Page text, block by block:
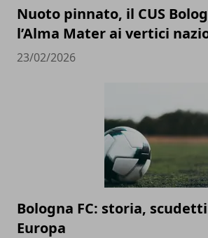
Nuoto pinnato, il CUS
l’Alma Mater ai vertici
23/02/2026
Bologna FC: storia,
Europa